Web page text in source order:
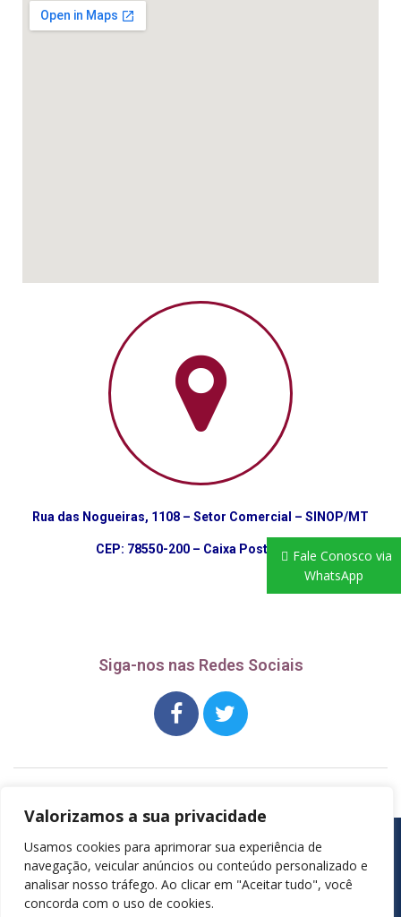
Valorizamos a sua privacidade
Usamos cookies para aprimorar sua experiência de
navegação, veicular anúncios ou conteúdo personalizado e
analisar nosso tráfego. Ao clicar em "Aceitar tudo", você
concorda com o uso de cookies.
Rua das Nogueiras, 1108 – Setor Comercial – SINOP/MT
CEP: 78550-200 – Caixa Postal: 245
Siga-nos nas Redes Sociais
Início A Registradora
Check List
Trabalhe Conosco
Ouvidoria
SINOP CARTORIO DE REGISTROS DE IMOVEIS - CNPJ:
00.179.028/0001-38
Fale Conosco via
WhatsApp